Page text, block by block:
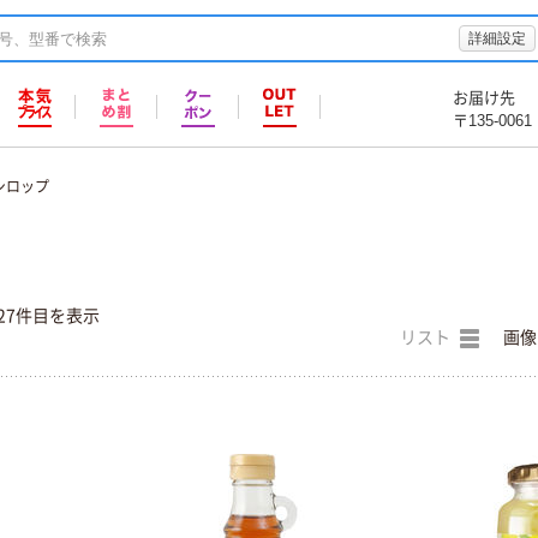
詳細設定
お届け先
〒135-0061
ロップ
件目を表示
リスト 画像